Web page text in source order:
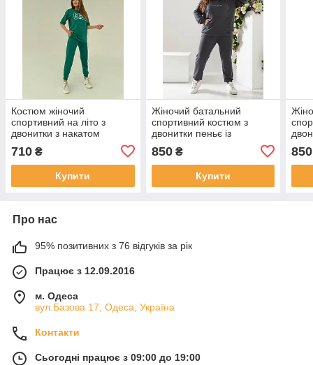
Костюм жіночий
спортивний на літо з
двонитки з накатом
710 ₴
Купити
Жіночий батальний
спортивний костюм з
двонитки пеньє із
850₴
Купити
850
Про нас
95% позитивних з 76 відгуків за рік
Працює з 12.09.2016
м. Одеса
вул.Базова 17, Одеса, Україна
Контакти
Сьогодні працює з 09:00 до 19:00